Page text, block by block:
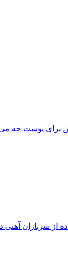
برای پوست چه می
از سربازان آهنی